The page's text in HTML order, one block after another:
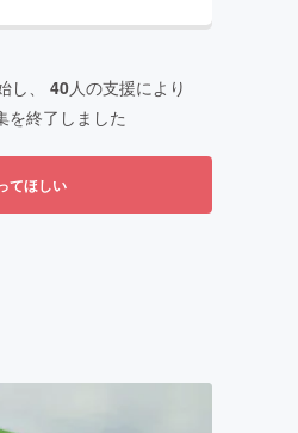
し、 40人の支援により
を終了しました
てほしい